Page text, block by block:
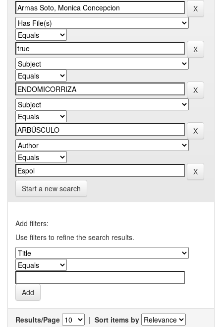
Start a new search
Add filters:
Use filters to refine the search results.
Results/Page | Sort items by